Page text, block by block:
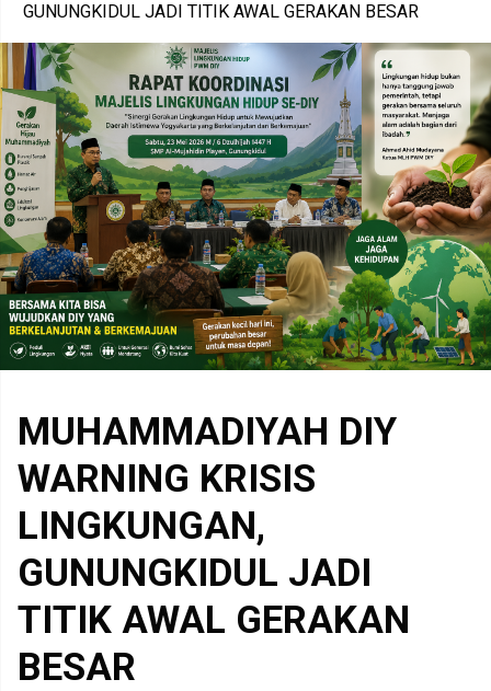
GUNUNGKIDUL JADI TITIK AWAL GERAKAN BESAR
MUHAMMADIYAH DIY
WARNING KRISIS
LINGKUNGAN,
GUNUNGKIDUL JADI
TITIK AWAL GERAKAN
BESAR